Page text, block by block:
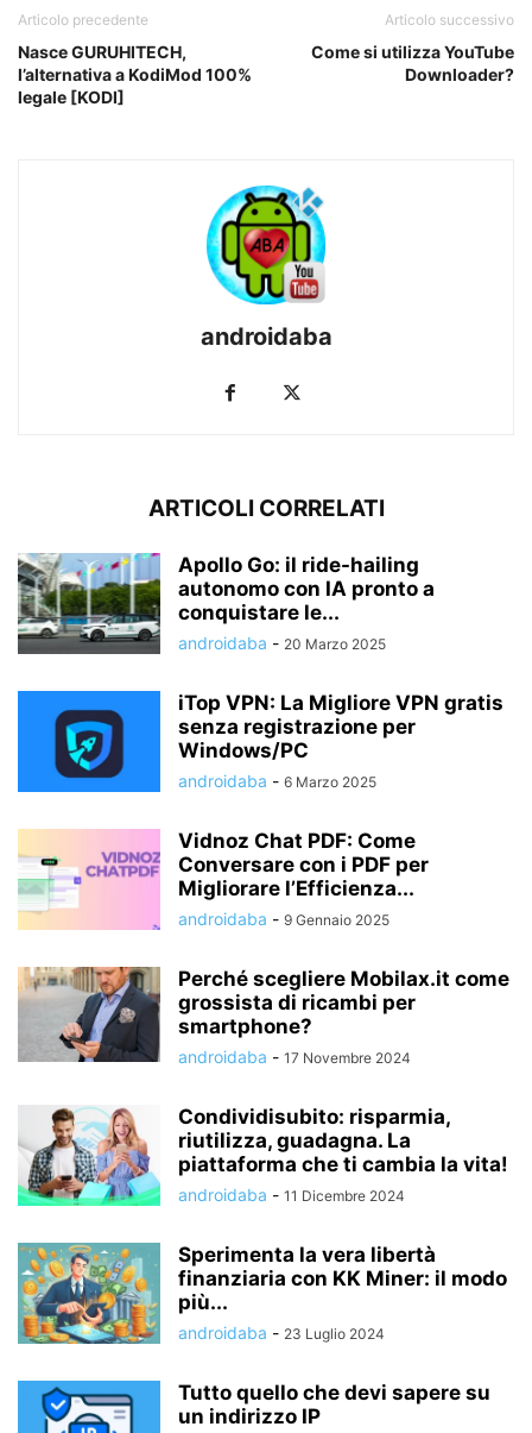
Articolo precedente
Nasce GURUHITECH,
l’alternativa a KodiMod 100%
legale [KODI]
Articolo successivo
Come si utilizza YouTube
Downloader?
androidaba
ARTICOLI CORRELATI
Apollo Go: il ride-hailing
autonomo con IA pronto a
conquistare le...
androidaba - 20 Marzo 2025
iTop VPN: La Migliore VPN gratis
senza registrazione per
Windows/PC
androidaba - 6 Marzo 2025
Vidnoz Chat PDF: Come
Conversare con i PDF per
Migliorare l’Efficienza...
androidaba - 9 Gennaio 2025
Perché scegliere Mobilax.it come
grossista di ricambi per
smartphone?
androidaba - 17 Novembre 2024
Condividisubito: risparmia,
riutilizza, guadagna. La
piattaforma che ti cambia la vita!
androidaba - 11 Dicembre 2024
Sperimenta la vera libertà
finanziaria con KK Miner: il modo
più...
androidaba - 23 Luglio 2024
Tutto quello che devi sapere su
un indirizzo IP